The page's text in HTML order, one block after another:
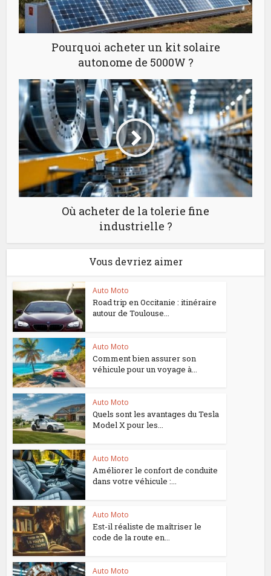
Pourquoi acheter un kit solaire
autonome de 5000W ?
Où acheter de la tolerie fine
industrielle ?
Vous devriez aimer
Auto Moto
Road trip en Occitanie : itinéraire
autour de Toulouse...
Auto Moto
Comment bien assurer son
véhicule pour un voyage à...
Auto Moto
Quels sont les avantages du Tesla
Model X pour les...
Auto Moto
Améliorer le confort de conduite
dans votre véhicule :...
Auto Moto
Est-il réaliste de maîtriser le
code de la route en...
Auto Moto